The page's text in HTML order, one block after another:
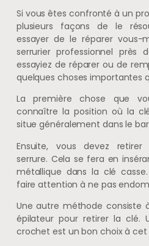
Si vous êtes confronté à un
plusieurs façons de le
essayer de le réparer vous-
serrurier professionnel près
essayiez de réparer ou de
quelques choses importantes
La première chose que
connaître la position où la
situe généralement dans le
Ensuite, vous devez
serrure. Cela se fera en
métallique dans la clé
faire attention à ne pas
Une autre méthode consiste
épilateur pour retirer la clé.
crochet est un bon choix à